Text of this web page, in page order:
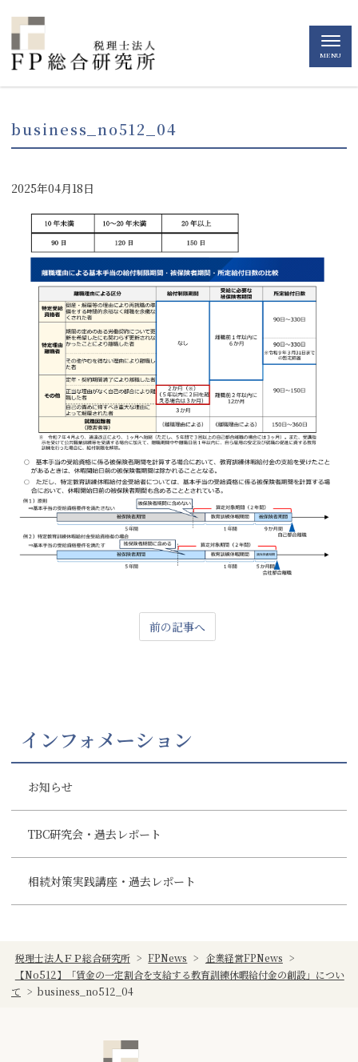
MENU
business_no512_04
2025年04月18日
前の記事へ
インフォメーション
お知らせ
TBC研究会・過去レポート
相続対策実践講座・過去レポート
税理士法人ＦＰ総合研究所 > FPNews > 企業経営FPNews >
【No512】「賃金の一定割合を支給する教育訓練休暇給付金の創設」につい
て > business_no512_04